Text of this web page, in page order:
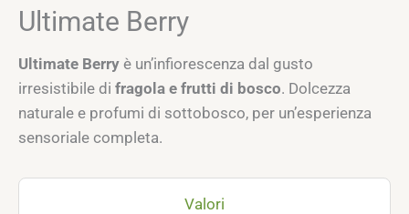
Ultimate Berry
Ultimate Berry è un’infiorescenza dal gusto
irresistibile di fragola e frutti di bosco. Dolcezza
naturale e profumi di sottobosco, per un’esperienza
sensoriale completa.
Valori